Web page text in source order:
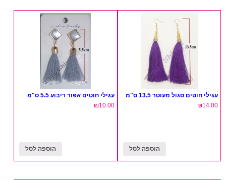
עגילי חוטים סגול מעוטר 13.5 ס"מ
₪14.00
הוספה לסל
עגילי חוטים אפור ריבוע 5.5 ס"מ
₪10.00
הוספה לסל